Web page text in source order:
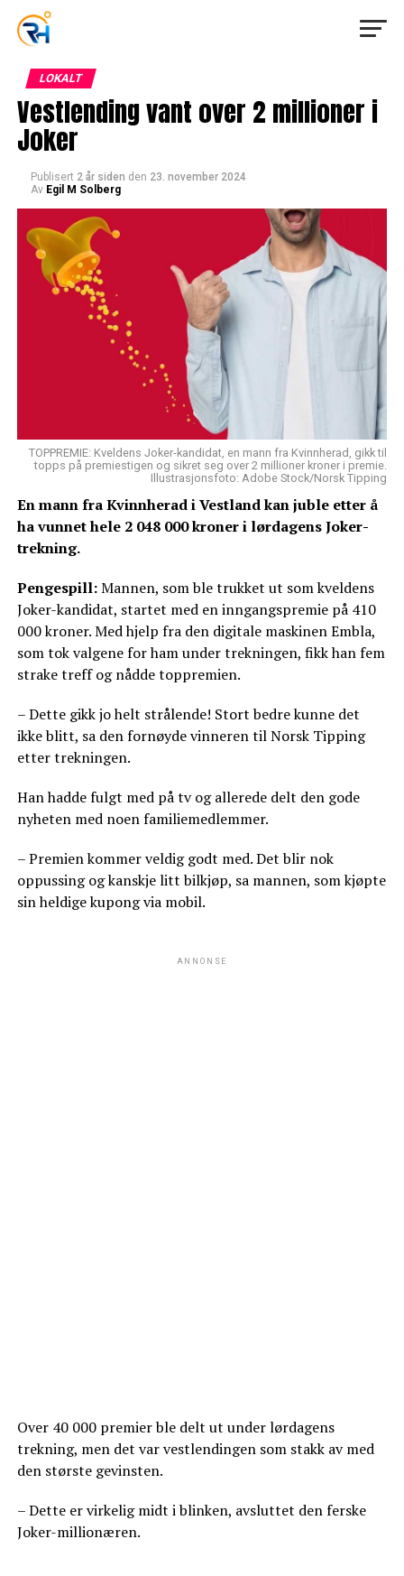
LOKALT
Vestlending vant over 2 millioner i
Joker
Publisert 2 år siden den 23. november 2024
Av Egil M Solberg
TOPPREMIE: Kveldens Joker-kandidat, en mann fra Kvinnherad, gikk til
topps på premiestigen og sikret seg over 2 millioner kroner i premie.
Illustrasjonsfoto: Adobe Stock/Norsk Tipping
En mann fra Kvinnherad i Vestland kan juble etter å
ha vunnet hele 2 048 000 kroner i lørdagens Joker-
trekning.
Pengespill:Mannen, som ble trukket ut som kveldens
Joker-kandidat, startet med en inngangspremie på 410
000 kroner. Med hjelp fra den digitale maskinen Embla,
som tok valgene for ham under trekningen, fikk han fem
strake treff og nådde toppremien.
– Dette gikk jo helt strålende! Stort bedre kunne det
ikke blitt, sa den fornøyde vinneren til Norsk Tipping
etter trekningen.
Han hadde fulgt med på tv og allerede delt den gode
nyheten med noen familiemedlemmer.
– Premien kommer veldig godt med. Det blir nok
oppussing og kanskje litt bilkjøp, sa mannen, som kjøpte
sin heldige kupong via mobil.
ANNONSE
Over 40 000 premier ble delt ut under lørdagens
trekning, men det var vestlendingen som stakk av med
den største gevinsten.
– Dette er virkelig midt i blinken, avsluttet den ferske
Joker-millionæren.